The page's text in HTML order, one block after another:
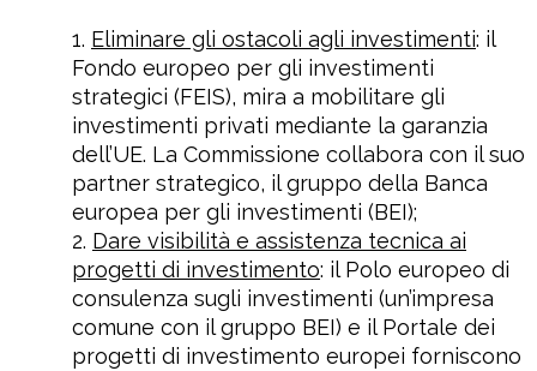
Eliminare gli ostacoli agli investimenti: il
Fondo europeo per gli investimenti
strategici (FEIS), mira a mobilitare gli
investimenti privati mediante la garanzia
dell’UE. La Commissione collabora con il suo
partner strategico, il gruppo della Banca
europea per gli investimenti (BEI);
Dare visibilità e assistenza tecnica ai
progetti di investimento: il Polo europeo di
consulenza sugli investimenti (un’impresa
comune con il gruppo BEI) e il Portale dei
progetti di investimento europei forniscono